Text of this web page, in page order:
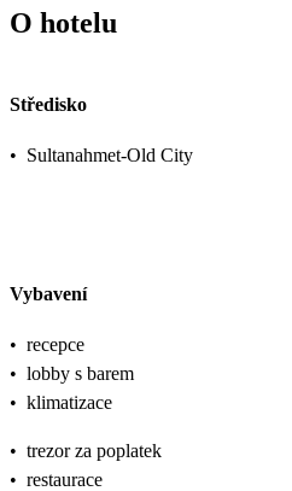
O hotelu
Středisko
• Sultanahmet-Old City
Vybavení
• recepce
• lobby s barem
• klimatizace
• trezor za poplatek
• restaurace